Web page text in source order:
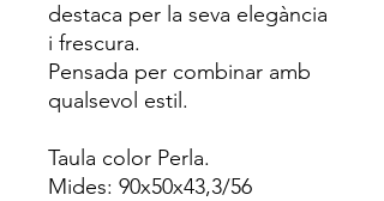
destaca per la seva elegància
i frescura.
Pensada per combinar amb
qualsevol estil.
Taula color Perla.
Mides: 90x50x43,3/56